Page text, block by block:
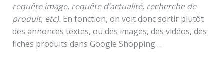
requête image, requête d’actualité, recherche de
produit, etc). En fonction, on voit donc sortir plutôt
des annonces textes, ou des images, des vidéos, des
fiches produits dans Google Shopping…